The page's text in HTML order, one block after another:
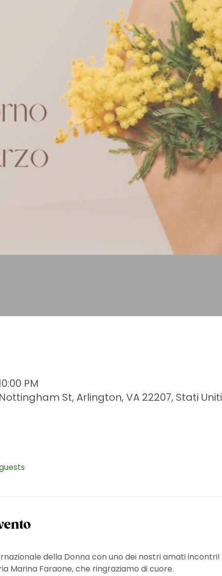
PM
St, Arlington, VA 22207, Stati Uniti
della Donna con uno dei nostri amati incontri!
Marina Faraone, che ringraziamo di cuore.